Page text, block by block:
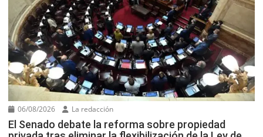
06/08/2026 La redacción
El Senado debate la reforma sobre propiedad